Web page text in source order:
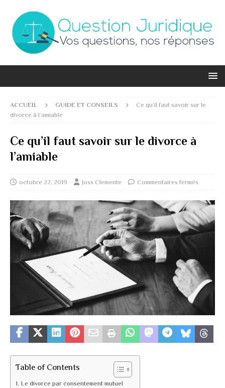
ACCUEIL GUIDE ET CONSEILS
Ce qu’il faut savoir sur le
divorce à l’amiable
Ce qu’il faut savoir sur le divorce à
l’amiable
octobre 22, 2019 Joss Clemente Commentaires fermés
Table of Contents
Le divorce par consentement mutuel